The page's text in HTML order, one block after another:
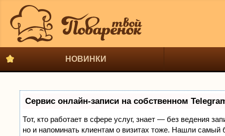
НОВИНКИ
Сервис онлайн-записи на собственном
Тот, кто работает в сфере услуг, знает — без ведения
но и напоминать клиентам о визитах тоже. Нашли